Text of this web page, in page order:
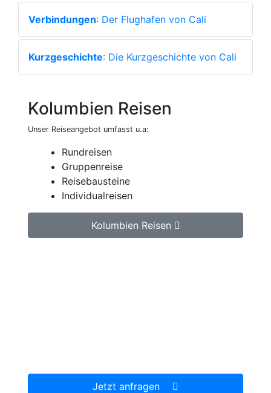
Verbindungen: Der Flughafen von Cali
Kurzgeschichte: Die Kurzgeschichte von Cali
Kolumbien Reisen
Unser Reiseangebot umfasst u.a:
Rundreisen
Gruppenreise
Reisebausteine
Individualreisen
Kolumbien Reisen
Jetzt anfragen